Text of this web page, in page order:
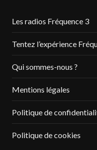
Les radios Fréquence 3
Tentez l’expérience
Qui sommes-nous ?
Mentions légales
Politique de
Politique de cookies